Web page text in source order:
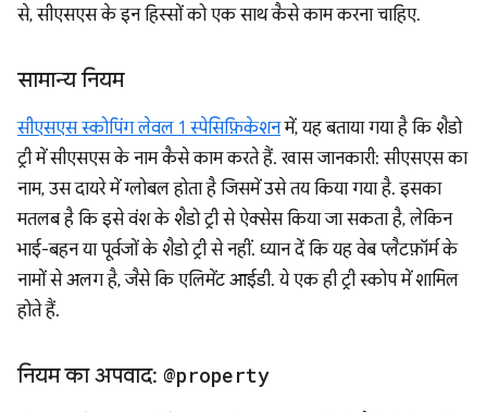
से, सीएसएस के इन हिस्सों को एक साथ कैसे काम करना चाहिए.
सामान्य नियम
सीएसएस स्कोपिंग लेवल 1 स्पेसिफ़िकेशनमें, यह बताया गया है कि शैडो
ट्री में सीएसएस के नाम कैसे काम करते हैं. खास जानकारी: सीएसएस का
नाम, उस दायरे में ग्लोबल होता है जिसमें उसे तय किया गया है. इसका
मतलब है कि इसे वंश के शैडो ट्री से ऐक्सेस किया जा सकता है, लेकिन
भाई-बहन या पूर्वजों के शैडो ट्री से नहीं. ध्यान दें कि यह वेब प्लैटफ़ॉर्म के
नामों से अलग है, जैसे कि एलिमेंट आईडी. ये एक ही ट्री स्कोप में शामिल
होते हैं.
नियम का अपवाद: @property